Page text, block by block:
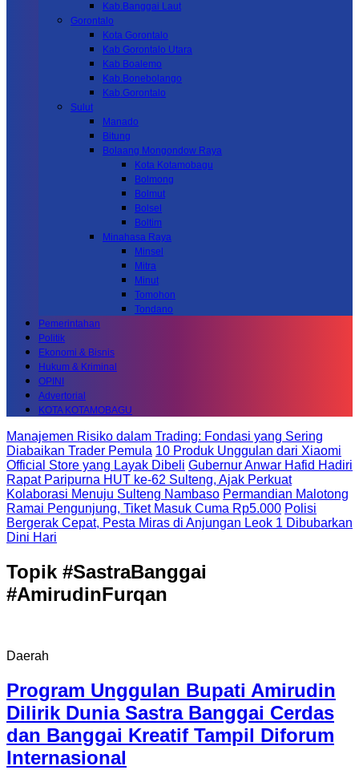
Kab.Banggai Laut
Gorontalo
Kota Gorontalo
Kab Gorontalo Utara
Kab Boalemo
Kab.Bonebolango
Kab.Gorontalo
Sulut
Manado
Bitung
Bolaang Mongondow Raya
Kota Kotamobagu
Bolmong
Bolmut
Bolsel
Boltim
Minahasa Raya
Minsel
Mitra
Minut
Tomohon
Tondano
Pemerintahan
Politik
Ekonomi & Bisnis
Hukum & Kriminal
OPINI
Advertorial
KOTA KOTAMOBAGU
Manajemen Risiko dalam Trading: Fondasi yang Sering
Diabaikan Trader Pemula 10 Produk Unggulan dari Xiaomi
Official Store yang Layak Dibeli Gubernur Anwar Hafid Hadiri
Rapat Paripurna HUT ke-62 Sulteng, Ajak Perkuat
Kolaborasi Menuju Sulteng Nambaso Permandian Malotong
Ramai Pengunjung, Tiket Masuk Cuma Rp5.000 Polisi
Bergerak Cepat, Pesta Miras di Anjungan Leok 1 Dibubarkan
Dini Hari
Topik #SastraBanggai
#AmirudinFurqan
Daerah
Program Unggulan Bupati Amirudin
Dilirik Dunia Sastra Banggai Cerdas
dan Banggai Kreatif Tampil Diforum
Internasional